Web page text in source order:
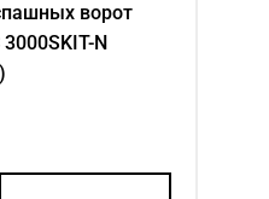
ворот
N